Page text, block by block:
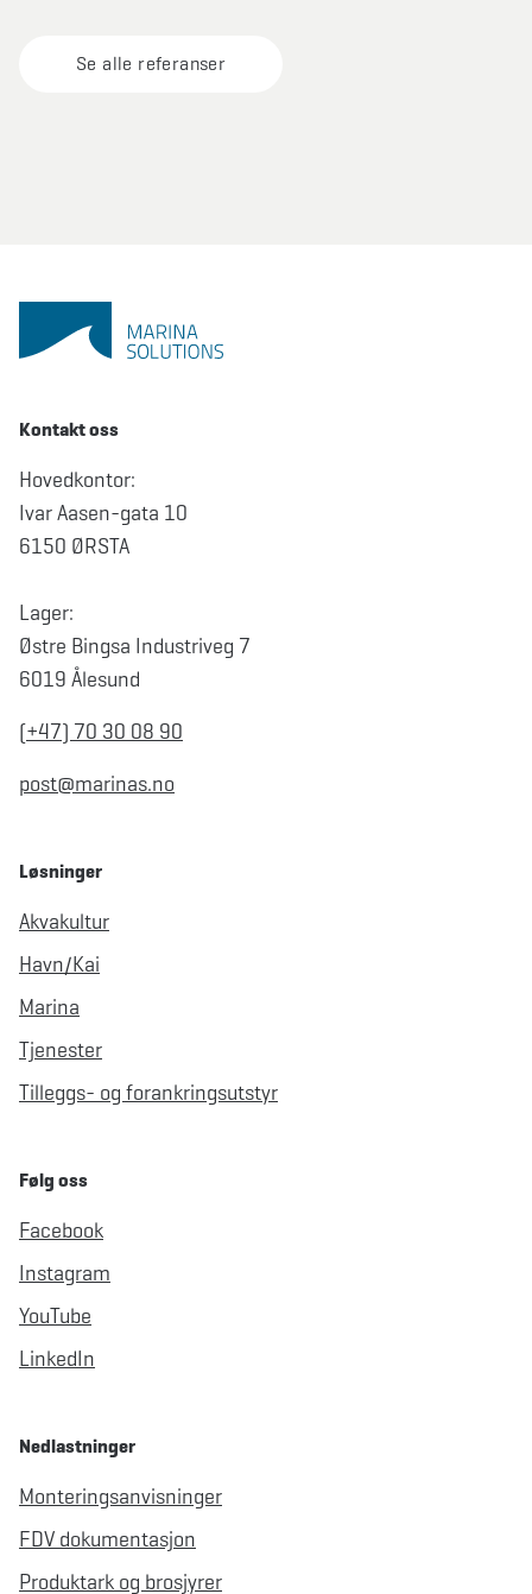
Se alle referanser
Kontakt oss
Hovedkontor:
Ivar Aasen-gata 10
6150 ØRSTA
Lager:
Østre Bingsa Industriveg 7
6019 Ålesund
(+47) 70 30 08 90
post@marinas.no
Løsninger
Akvakultur
Havn/Kai
Marina
Tjenester
Tilleggs- og forankringsutstyr
Følg oss
Facebook
Instagram
YouTube
LinkedIn
Nedlastninger
Monteringsanvisninger
FDV dokumentasjon
Produktark og brosjyrer